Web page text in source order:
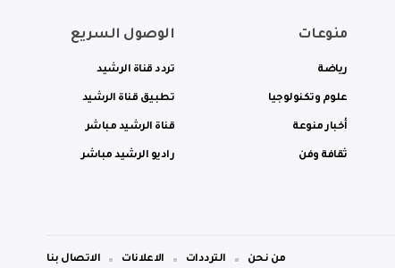
منوعات
رياضة
علوم وتكنولوجيا
أخبار منوعة
ثقافة وفن
الوصول السريع
تردد قناة الرشيد
تطبيق قناة الرشيد
قناة الرشيد مباشر
راديو الرشيد مباشر
من نحن الترددات الاعلانات الاتصال بنا